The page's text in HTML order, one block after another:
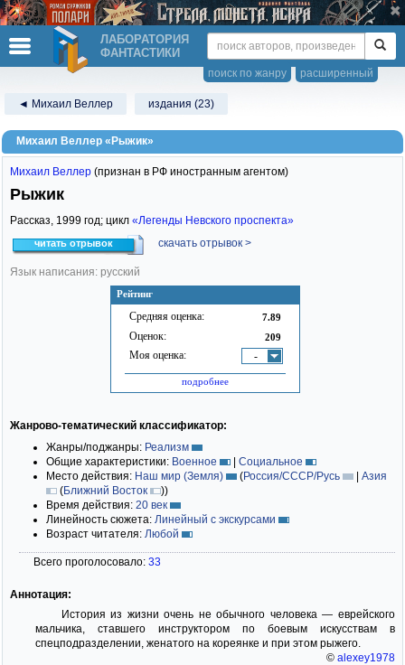
ЛАБОРАТОРИЯ
ФАНТАСТИКИ
расширенный
поиск по жанру
◄ Михаил Веллер издания (23)
Михаил Веллер «Рыжик»
Рейтинг
Средняя оценка: 7.89
Оценок: 209
Моя оценка: -
подробнее
Михаил Веллер (признан в РФ иностранным агентом)
Рыжик
Рассказ, 1999 год; цикл «Легенды Невского проспекта»
читать отрывок скачать отрывок >
Язык написания: русский
Жанрово-тематический классификатор:
Жанры/поджанры: Реализм
Общие характеристики: Военное | Социальное
Место действия: Наш мир (Земля) (Россия/СССР/Русь | Азия
(Ближний Восток ))
Время действия: 20 век
Линейность сюжета: Линейный с экскурсами
Возраст читателя: Любой
Всего проголосовало: 33
Аннотация:
История из жизни очень не обычного человека — еврейского
мальчика, ставшего инструктором по боевым искусствам в
спецподразделении, женатого на кореянке и при этом рыжего.
© alexey1978